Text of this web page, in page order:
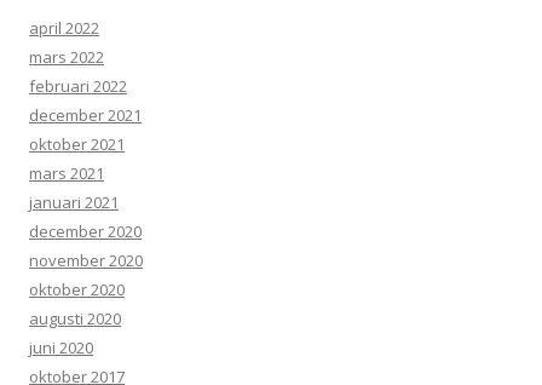
april 2022
mars 2022
februari 2022
december 2021
oktober 2021
mars 2021
januari 2021
december 2020
november 2020
oktober 2020
augusti 2020
juni 2020
oktober 2017